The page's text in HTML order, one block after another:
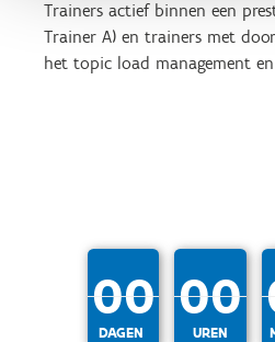
Trainers actief binnen een
Trainer A) en trainers met
het topic load management
00 00
DAGEN UREN